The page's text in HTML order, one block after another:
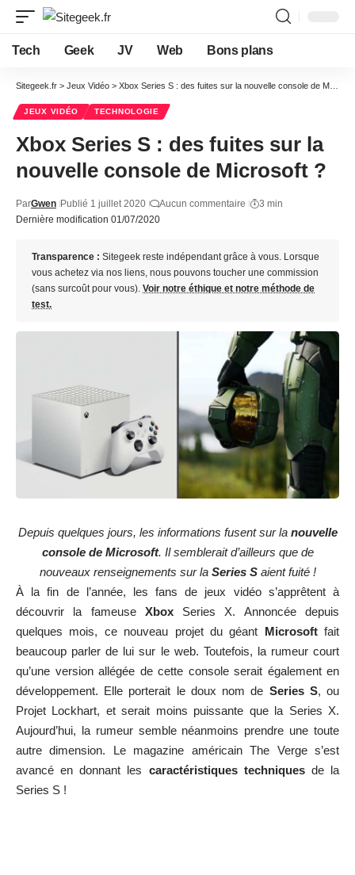
Tech Geek JV Web Bons plans
Sitegeek.fr > Jeux Vidéo > Xbox Series S : des fuites sur la nouvelle console de Microsoft ?
JEUX VIDÉO TECHNOLOGIE
Xbox Series S : des fuites sur la
nouvelle console de Microsoft ?
Dernière modification 01/07/2020
ParGwen Publié 1 juillet 2020 Aucun commentaire 3 min
Transparence : Sitegeek reste indépendant grâce à vous. Lorsque
vous achetez via nos liens, nous pouvons toucher une commission
(sans surcoût pour vous). Voir notre éthique et notre méthode de
test.
Depuis quelques jours, les informations fusent sur la nouvelle
console de Microsoft. Il semblerait d’ailleurs que de
nouveaux renseignements sur la Series Saient fuité !
À la fin de l’année, les fans de jeux vidéo s’apprêtent à
découvrir la fameuse XboxSeries X. Annoncée depuis
quelques mois, ce nouveau projet du géant Microsoftfait
beaucoup parler de lui sur le web. Toutefois, la rumeur court
qu’une version allégée de cette console serait également en
développement. Elle porterait le doux nom de Series S, ou
Projet Lockhart, et serait moins puissante que la Series X.
Aujourd’hui, la rumeur semble néanmoins prendre une toute
autre dimension. Le magazine américain The Verge s’est
avancé en donnant les caractéristiques techniquesde la
Series S !